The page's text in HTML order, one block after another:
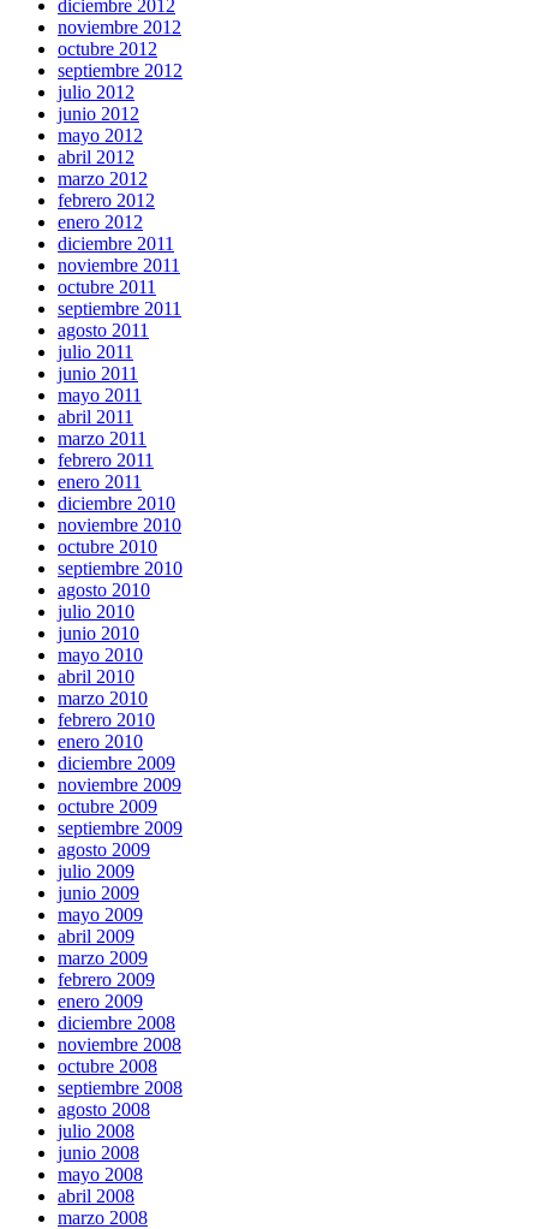
diciembre 2012
noviembre 2012
octubre 2012
septiembre 2012
julio 2012
junio 2012
mayo 2012
abril 2012
marzo 2012
febrero 2012
enero 2012
diciembre 2011
noviembre 2011
octubre 2011
septiembre 2011
agosto 2011
julio 2011
junio 2011
mayo 2011
abril 2011
marzo 2011
febrero 2011
enero 2011
diciembre 2010
noviembre 2010
octubre 2010
septiembre 2010
agosto 2010
julio 2010
junio 2010
mayo 2010
abril 2010
marzo 2010
febrero 2010
enero 2010
diciembre 2009
noviembre 2009
octubre 2009
septiembre 2009
agosto 2009
julio 2009
junio 2009
mayo 2009
abril 2009
marzo 2009
febrero 2009
enero 2009
diciembre 2008
noviembre 2008
octubre 2008
septiembre 2008
agosto 2008
julio 2008
junio 2008
mayo 2008
abril 2008
marzo 2008